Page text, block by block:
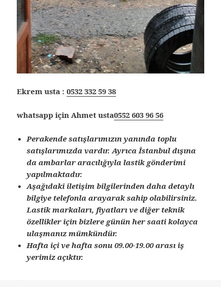
Ekrem usta :0532 332 59 38
whatsapp için Ahmet usta0552 603 96 56
Perakende satışlarımızın yanında toplu
satışlarımızda vardır. Ayrıca İstanbul dışına
da ambarlar aracılığıyla lastik gönderimi
yapılmaktadır.
Aşağıdaki iletişim bilgilerinden daha detaylı
bilgiye telefonla arayarak sahip olabilirsiniz.
Lastik markaları, fiyatları ve diğer teknik
özellikler için bizlere günün her saati kolayca
ulaşmanız mümkündür.
Hafta içi ve hafta sonu 09.00-19.00 arası iş
yerimiz açıktır.